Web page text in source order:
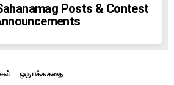
Posts & Contest
ஒரு பக்க கதை